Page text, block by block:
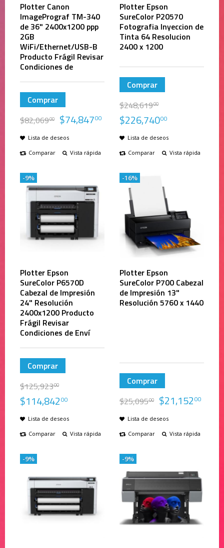
Plotter Canon
ImagePrograf TM-340
de 36" 2400x1200 ppp
2GB
WiFi/Ethernet/USB-B
Producto Frágil Revisar
Condiciones de
Comprar
$82,06900 $74,84700
Lista de deseos
Comparar
Vista rápida
Plotter Epson
SureColor P20570
Fotografia Inyeccion de
Tinta 64 Resolucion
2400 x 1200
Comprar
$248,61900
$226,74000
Lista de deseos
Comparar
Vista rápida
Plotter Epson
SureColor P6570D
Cabezal de Impresión
24" Resolución
2400x1200 Producto
Frágil Revisar
Condiciones de Enví
Comprar
$125,92300
$114,84200
Lista de deseos
Comparar
Vista rápida
-9%
Plotter Epson
SureColor P700 Cabezal
de Impresión 13"
Resolución 5760 x 1440
Comprar
$25,09500 $21,15200
Lista de deseos
Comparar
Vista rápida
-16%
-9% -9%